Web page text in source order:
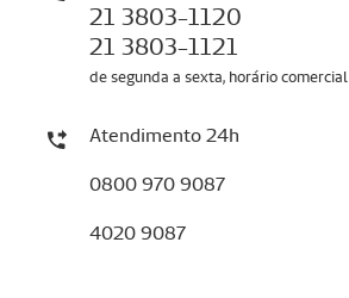
21 3803-1120
21 3803-1121
de segunda a sexta, horário comercial
Atendimento 24h
0800 970 9087
4020 9087